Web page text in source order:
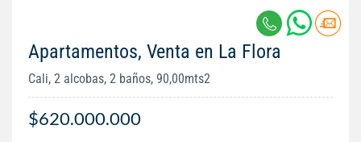
Apartamentos, Venta en La Flora
Cali, 2 alcobas, 2 baños, 90,00mts2
$620.000.000